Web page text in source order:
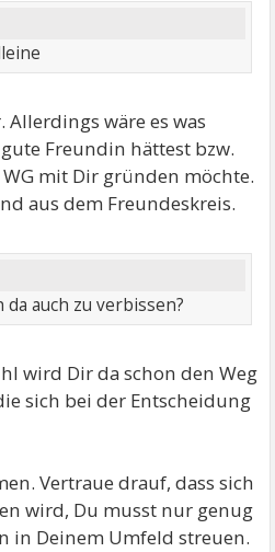
Allerdings wäre es was
Freundin hättest bzw.
mit Dir gründen möchte.
aus dem Freundeskreis.
auch zu verbissen?
wird Dir da schon den Weg
sich bei der Entscheidung
Vertraue drauf, dass sich
wird, Du musst nur genug
in Deinem Umfeld streuen.